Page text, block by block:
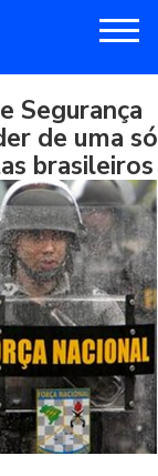
Segurança
de uma só
brasileiros